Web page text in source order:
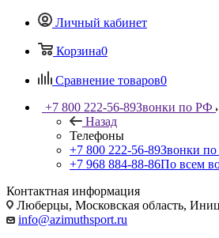
Личный кабинет
Корзина0
Сравнение товаров0
+7 800 222-56-89Звонки по РФ
Назад
Телефоны
+7 800 222-56-89Звонки
+7 968 884-88-86По всем
Контактная информация
Люберцы, Московская область,
info@azimuthsport.ru